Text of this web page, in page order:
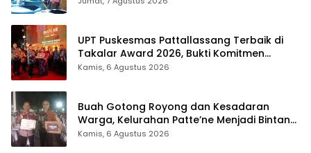
UPT Puskesmas Pattallassang Terbaik di
Takalar Award 2026, Bukti Komitmen
Hadirkan Pelayanan Kesehatan Berkualitas
Kamis, 6 Agustus 2026
Buah Gotong Royong dan Kesadaran
Warga, Kelurahan Patte’ne Menjadi Bintang
Takalar Award 2026
Kamis, 6 Agustus 2026